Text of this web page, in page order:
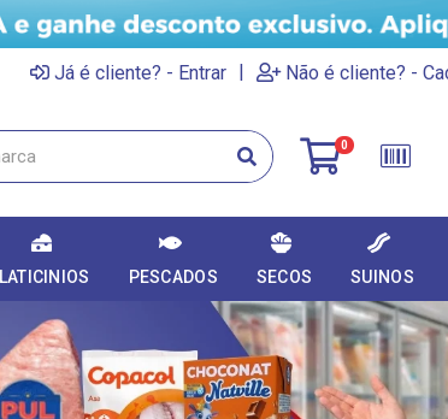
Já é cliente? - Entrar | Não é cliente? -
0
LATICINIOS PESCADOS SECOS SUINOS